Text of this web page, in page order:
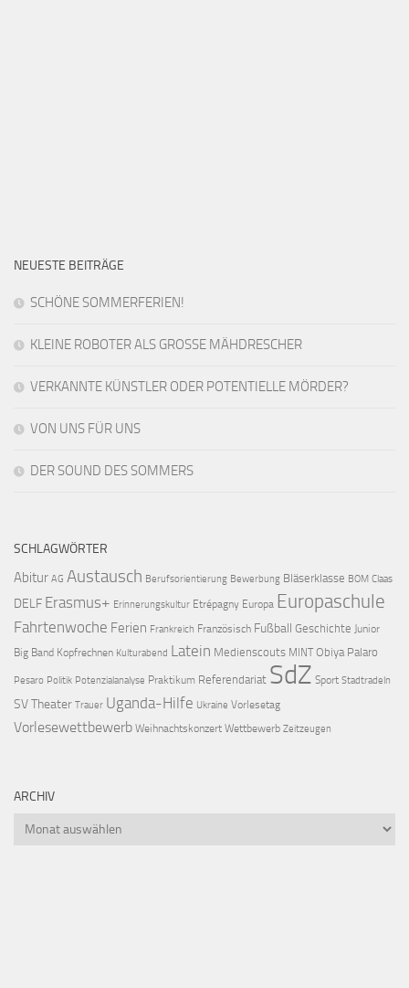
NEUESTE BEITRÄGE
SCHÖNE SOMMERFERIEN!
KLEINE ROBOTER ALS GROSSE MÄHDRESCHER
VERKANNTE KÜNSTLER ODER POTENTIELLE MÖRDER?
VON UNS FÜR UNS
DER SOUND DES SOMMERS
SCHLAGWÖRTER
Abitur AG Austausch Berufsorientierung Bewerbung Bläserklasse BOM Claas
DELF Erasmus+ Erinnerungskultur Etrépagny Europa Europaschule
Fahrtenwoche Ferien Frankreich Französisch Fußball Geschichte Junior
Big Band Kopfrechnen Kulturabend Latein Medienscouts MINT Obiya Palaro
Pesaro Politik Potenzialanalyse Praktikum Referendariat SdZ Sport Stadtradeln
SVTheater Trauer Uganda-Hilfe Ukraine Vorlesetag
Vorlesewettbewerb Weihnachtskonzert Wettbewerb Zeitzeugen
ARCHIV